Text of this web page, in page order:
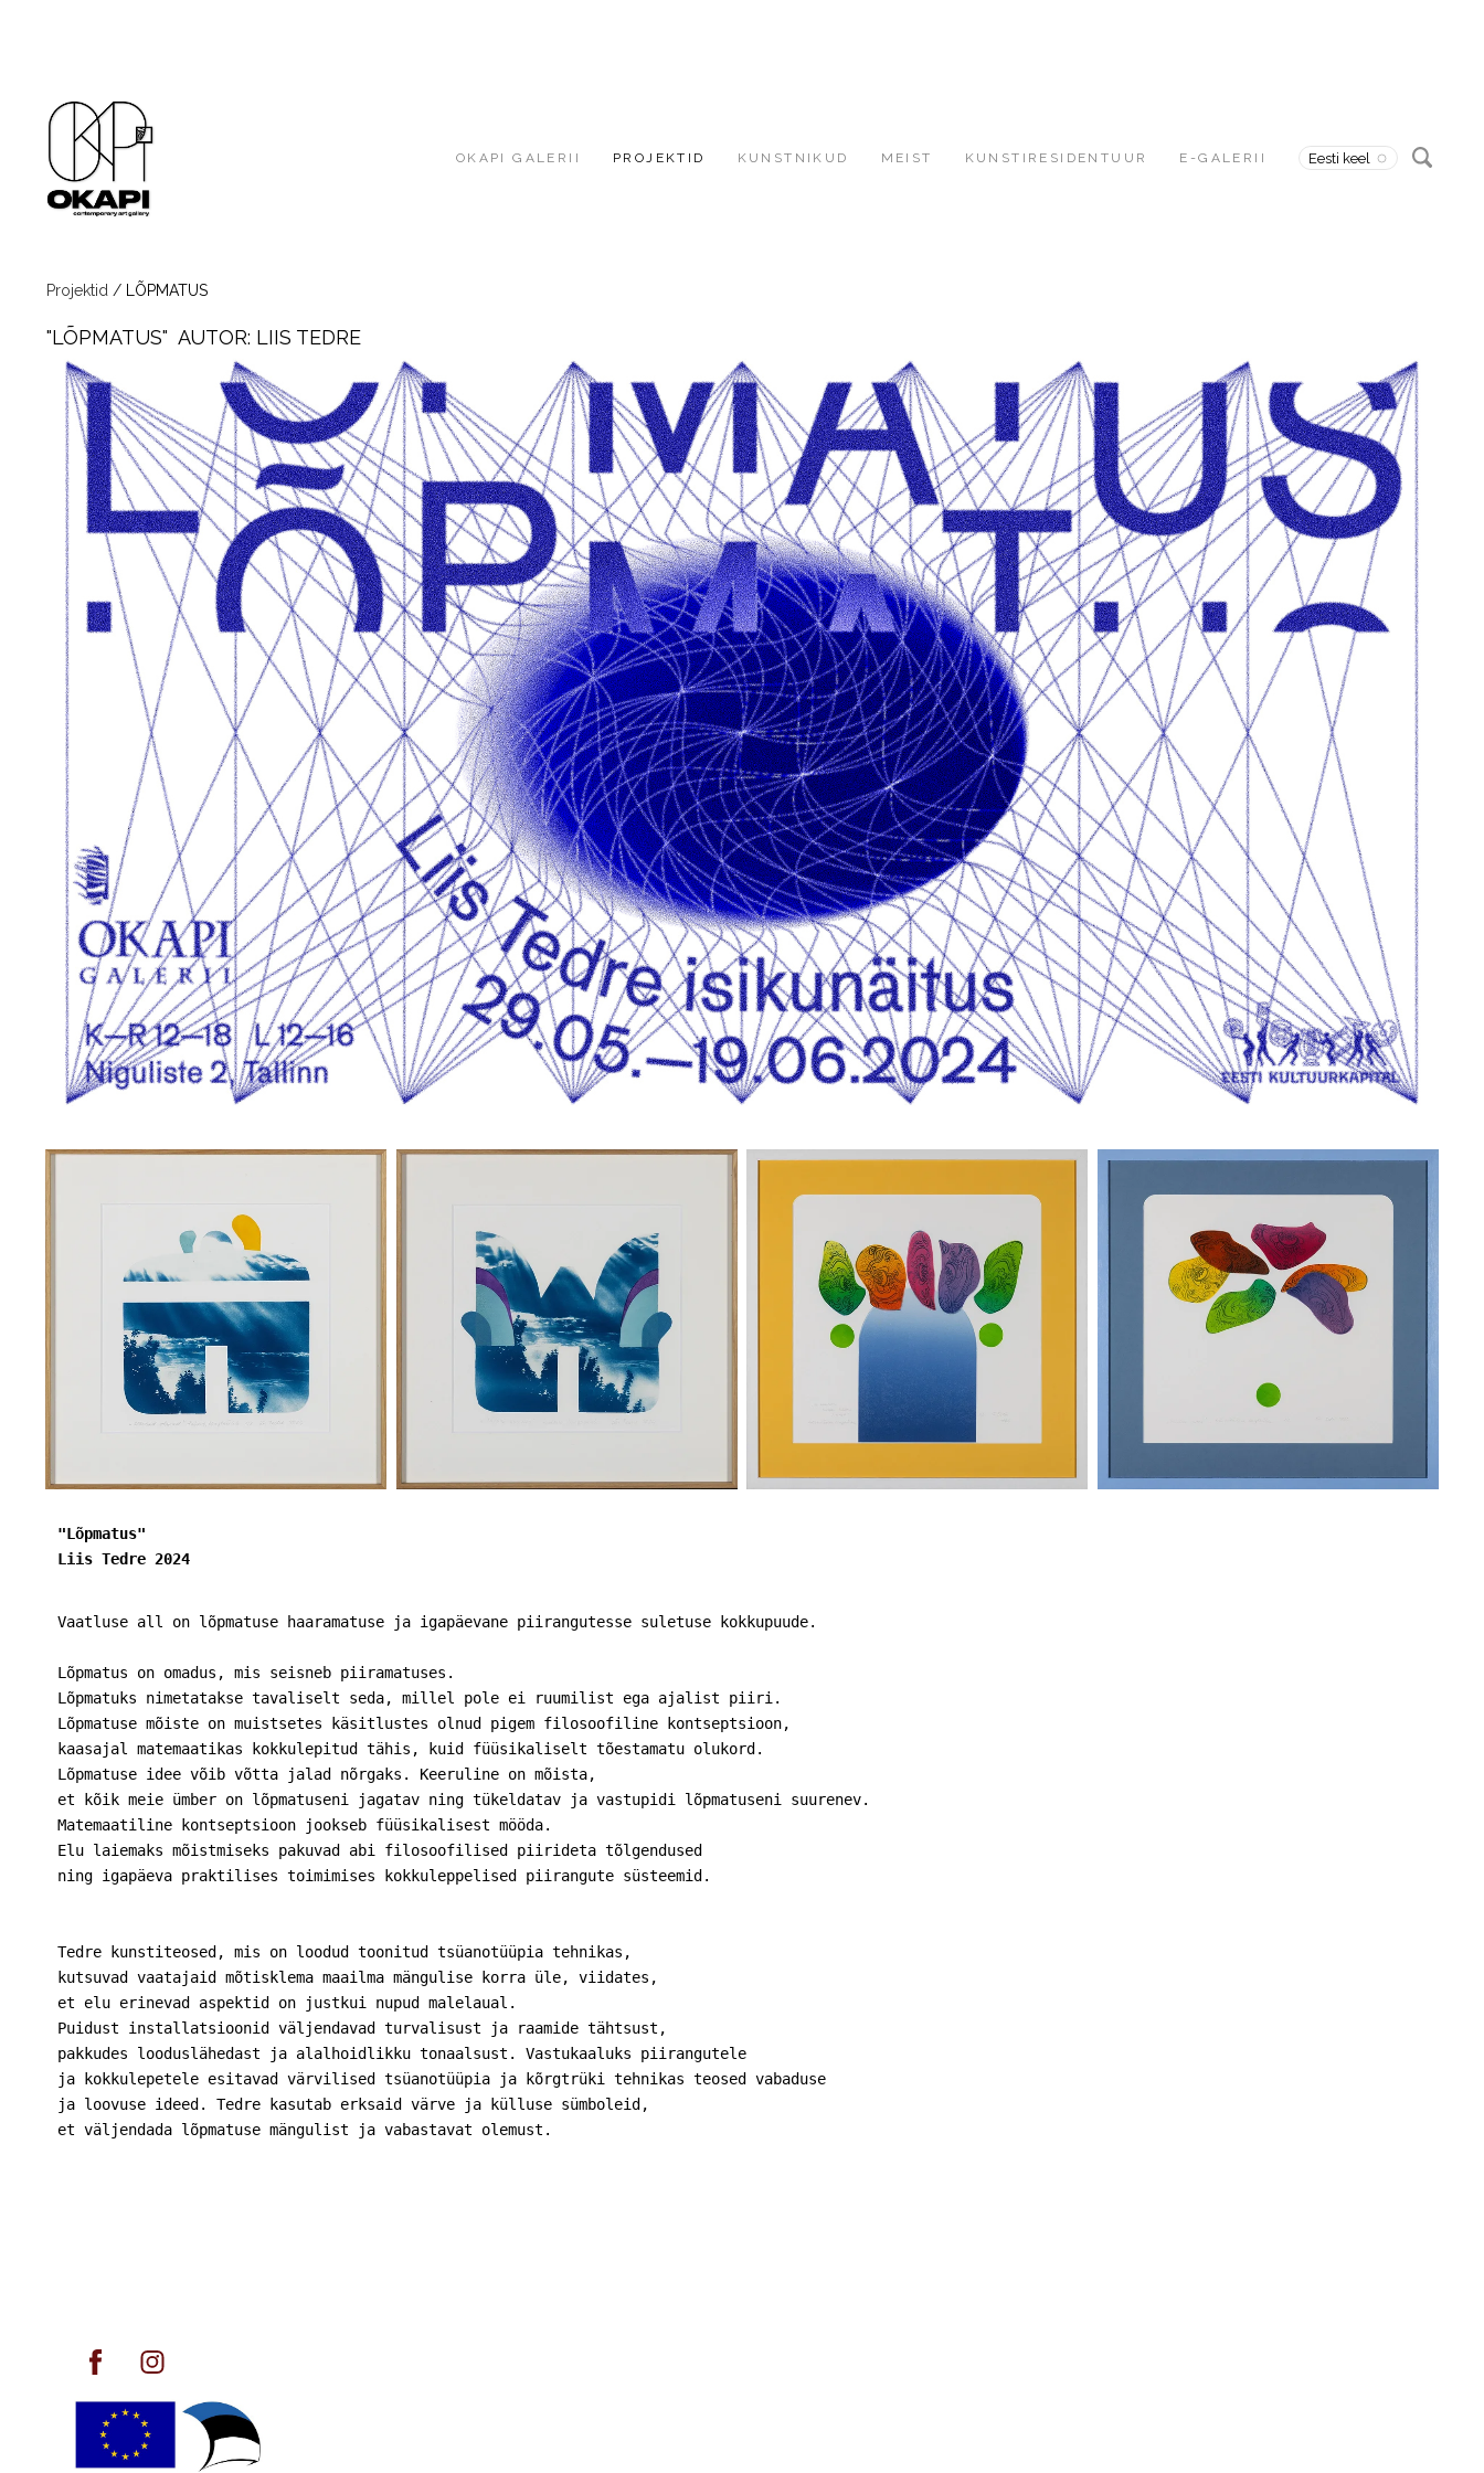
OKAPI GALERII PROJEKTID KUNSTNIKUD MEIST KUNSTIRESIDENTUUR E-GALERII Eesti keel
Projektid / LÕPMATUS
"LÕPMATUS" AUTOR: LIIS TEDRE
"Lõpmatus"
Liis Tedre 2024
Lõpmatus on omadus, mis seisneb piiramatuses.
Lõpmatuks nimetatakse tavaliselt seda, millel pole ei ruumilist ega ajalist piiri.
Lõpmatuse mõiste on muistsetes käsitlustes olnud pigem filosoofiline kontseptsioon,
kaasajal matemaatikas kokkulepitud tähis, kuid füüsikaliselt tõestamatu olukord.
Lõpmatuse idee võib võtta jalad nõrgaks. Keeruline on mõista,
et kõik meie ümber on lõpmatuseni jagatav ning tükeldatav ja vastupidi lõpmatuseni suurenev.
Matemaatiline kontseptsioon jookseb füüsikalisest mööda.
Elu laiemaks mõistmiseks pakuvad abi filosoofilised piirideta tõlgendused
ning igapäeva praktilises toimimises kokkuleppelised piirangute süsteemid.
Tedre kunstiteosed, mis on loodud toonitud tsüanotüüpia tehnikas,
kutsuvad vaatajaid mõtisklema maailma mängulise korra üle, viidates,
et elu erinevad aspektid on justkui nupud malelaual.
Puidust installatsioonid väljendavad turvalisust ja raamide tähtsust,
pakkudes looduslähedast ja alalhoidlikku tonaalsust. Vastukaaluks piirangutele
ja kokkulepetele esitavad värvilised tsüanotüüpia ja kõrgtrüki tehnikas teosed vabaduse
ja loovuse ideed. Tedre kasutab erksaid värve ja külluse sümboleid,
et väljendada lõpmatuse mängulist ja vabastavat olemust.